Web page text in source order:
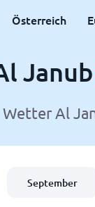
Österreich
Janub
Wetter Al
September